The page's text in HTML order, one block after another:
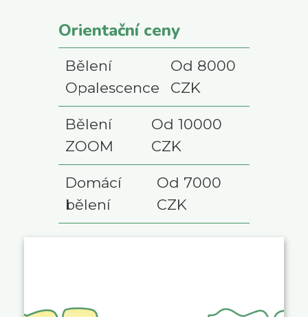
Orientační ceny
Bělení
Opalescence
Od 8000
CZK
Bělení
ZOOM
Od 10000
CZK
Domácí
bělení
Od 7000
CZK